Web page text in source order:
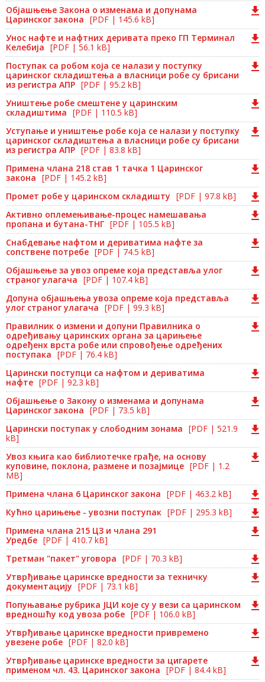
Објашњење Закона о изменама и допунама
Царинског закона [PDF | 145.6 kB]
Унос нафте и нафтних деривата преко ГП Терминал
Келебија [PDF | 56.1 kB]
Поступак са робом која се налази у поступку
царинског складиштења а власници робе су брисани
из регистра АПР [PDF | 95.2 kB]
Уништење робе смештене у царинским
складиштима [PDF | 110.5 kB]
Уступање и уништење робе која се налази у поступку
царинског складиштења а власници робе су брисани
из регистра АПР [PDF | 83.8 kB]
Примена члана 218 став 1 тачка 1 Царинског
закона [PDF | 145.2 kB]
Промет робе у царинском складишту [PDF | 97.8 kB]
Активно оплемењивање-процес намешавања
пропана и бутана-ТНГ [PDF | 105.5 kB]
Снабдевање нафтом и дериватима нафте за
сопствене потребе [PDF | 74.5 kB]
Објашњење за увоз опреме која представља улог
страног улагача [PDF | 107.4 kB]
Допуна објашњења увоза опреме која представља
улог страног улагача [PDF | 99.3 kB]
Правилник о измени и допуни Правилника о
одређивању царинских органа за царињење
одређенх врста робе или спровођење одређених
поступака [PDF | 76.4 kB]
Царински поступци са нафтом и дериватима
нафте [PDF | 92.3 kB]
Објашњење о Закону о изменама и допунама
Царинског закона [PDF | 73.5 kB]
Царински поступак у слободним зонама [PDF | 521.9
kB]
Увоз књига као библиотечке грађе, на основу
куповине, поклона, размене и позајмице [PDF | 1.2
MB]
Примена члана 6 Царинског закона [PDF | 463.2 kB]
Кућно царињење - увозни поступак [PDF | 295.3 kB]
Примена члана 215 ЦЗ и члана 291
Уредбе [PDF | 410.7 kB]
Третман "пакет" уговора [PDF | 70.3 kB]
Утврђивање царинске вредности за техничку
документацију [PDF | 73.1 kB]
Попуњавање рубрика ЈЦИ које су у вези са царинском
вредношћу код увоза робе [PDF | 106.0 kB]
Утврђивање царинске вредности привремено
увезене робе [PDF | 82.0 kB]
Утврђивање царинске вредности за цигарете
применом чл. 43. Царинског закона [PDF | 84.4 kB]